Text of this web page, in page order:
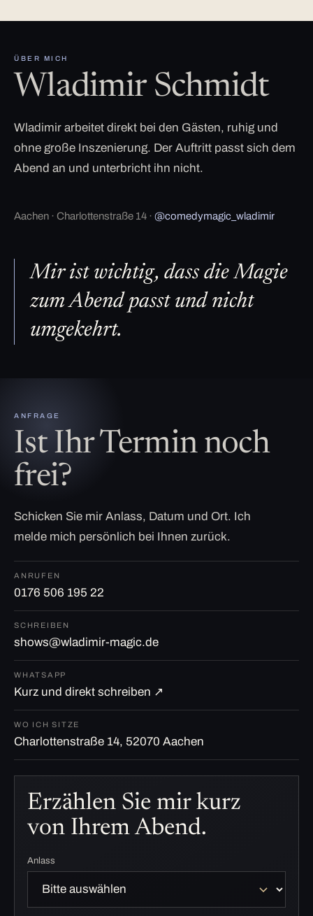
ÜBER MICH
Wladimir Schmidt
Wladimir arbeitet direkt bei den Gästen, ruhig und
ohne große Inszenierung. Der Auftritt passt sich dem
Abend an und unterbricht ihn nicht.
Aachen · Charlottenstraße 14 · @comedymagic_wladimir
Mir ist wichtig, dass die Magie
zum Abend passt und nicht
umgekehrt.
ANFRAGE
Ist Ihr Termin noch
frei?
Schicken Sie mir Anlass, Datum und Ort. Ich
melde mich persönlich bei Ihnen zurück.
ANRUFEN
0176 506 195 22
SCHREIBEN
shows@wladimir-magic.de
WHATSAPP
Kurz und direkt schreiben ↗
WO ICH SITZE
Charlottenstraße 14, 52070 Aachen
Erzählen Sie mir kurz
von Ihrem Abend.
Anlass